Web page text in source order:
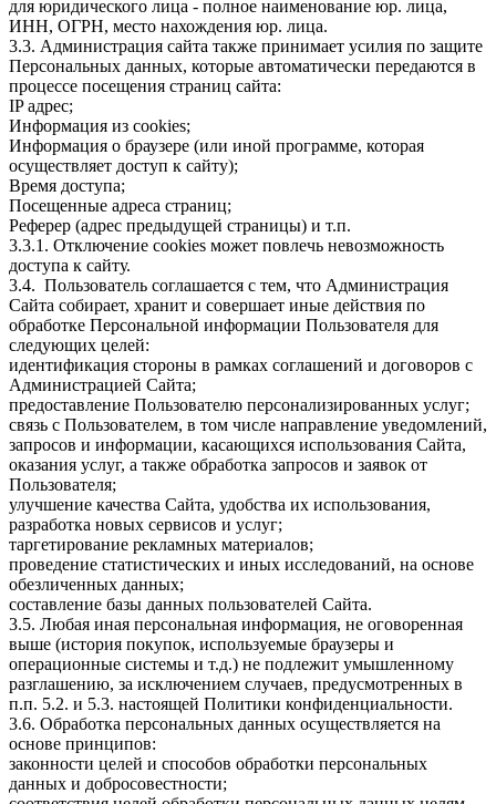
для юридического лица - полное наименование юр. лица,
ИНН, ОГРН, место нахождения юр. лица.
3.3. Администрация сайта также принимает усилия по защите
Персональных данных, которые автоматически передаются в
процессе посещения страниц сайта:
IP адрес;
Информация из cookies;
Информация о браузере (или иной программе, которая
осуществляет доступ к сайту);
Время доступа;
Посещенные адреса страниц;
Реферер (адрес предыдущей страницы) и т.п.
3.3.1. Отключение cookies может повлечь невозможность
доступа к сайту.
3.4. Пользователь соглашается с тем, что Администрация
Сайта собирает, хранит и совершает иные действия по
обработке Персональной информации Пользователя для
следующих целей:
идентификация стороны в рамках соглашений и договоров с
Администрацией Сайта;
предоставление Пользователю персонализированных услуг;
связь с Пользователем, в том числе направление уведомлений,
запросов и информации, касающихся использования Сайта,
оказания услуг, а также обработка запросов и заявок от
Пользователя;
улучшение качества Сайта, удобства их использования,
разработка новых сервисов и услуг;
таргетирование рекламных материалов;
проведение статистических и иных исследований, на основе
обезличенных данных;
составление базы данных пользователей Сайта.
3.5. Любая иная персональная информация, не оговоренная
выше (история покупок, используемые браузеры и
операционные системы и т.д.) не подлежит умышленному
разглашению, за исключением случаев, предусмотренных в
п.п. 5.2. и 5.3. настоящей Политики конфиденциальности.
3.6. Обработка персональных данных осуществляется на
основе принципов:
законности целей и способов обработки персональных
данных и добросовестности;